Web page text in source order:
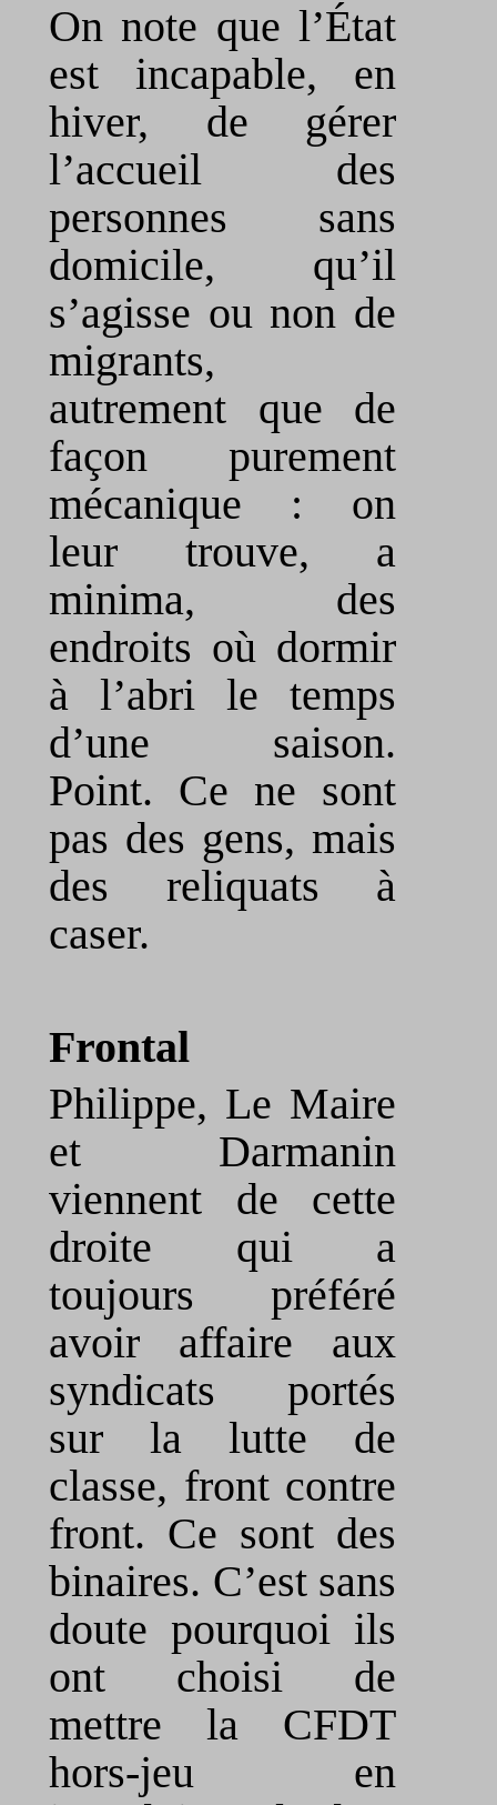
On note que l’État
est incapable, en
hiver, de gérer
l’accueil des
personnes sans
domicile, qu’il
s’agisse ou non de
migrants,
autrement que de
façon purement
mécanique : on
leur trouve, a
minima, des
endroits où dormir
à l’abri le temps
d’une saison.
Point. Ce ne sont
pas des gens, mais
des reliquats à
caser.
Frontal
Philippe, Le Maire
et Darmanin
viennent de cette
droite qui a
toujours préféré
avoir affaire aux
syndicats portés
sur la lutte de
classe, front contre
front. Ce sont des
binaires. C’est sans
doute pourquoi ils
ont choisi de
mettre la CFDT
hors-jeu en